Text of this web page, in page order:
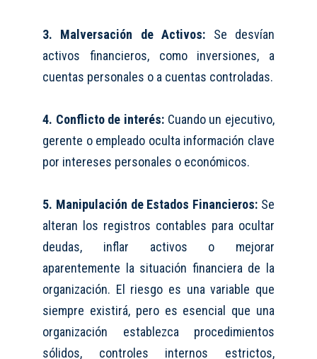
3. Malversación de Activos: Se desvían
activos financieros, como inversiones, a
cuentas personales o a cuentas controladas.
4. Conflicto de interés: Cuando un ejecutivo,
gerente o empleado oculta información clave
por intereses personales o económicos.
5. Manipulación de Estados Financieros: Se
alteran los registros contables para ocultar
deudas, inflar activos o mejorar
aparentemente la situación financiera de la
organización. El riesgo es una variable que
siempre existirá, pero es esencial que una
organización establezca procedimientos
sólidos, controles internos estrictos,